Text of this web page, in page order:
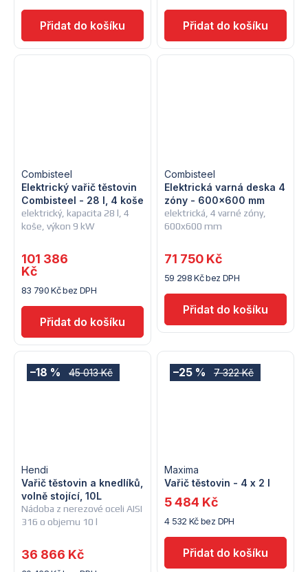
elektrický, kapacita 28 l, 4
koše, výkon 9 kW
Elektrický vařič těstovin
Combisteel - 28 l, 4 koše
Combisteel
83 790 Kč bez DPH
101 386
Kč
elektrická, 4 varné zóny,
600x600 mm
Elektrická varná deska 4
zóny - 600x600 mm
Combisteel
59 298 Kč bez DPH
71 750 Kč
45 013 Kč
–18 %
Nádoba z nerezové oceli AISI
316 o objemu 10 l
Vařič těstovin a knedlíků,
volně stojící, 10L
Hendi
36 866 Kč
7 322 Kč
–25 %
Vařič těstovin - 4 x 2 l
Maxima
4 532 Kč bez DPH
5 484 Kč